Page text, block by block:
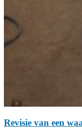
Revisie van een